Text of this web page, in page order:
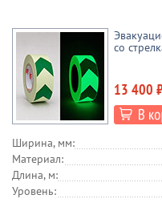
со
13 400
Ширина, мм:
Материал:
Длина, м:
Уровень: